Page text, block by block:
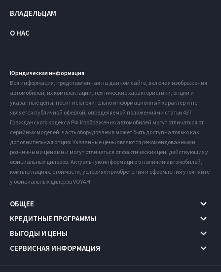
ВЛАДЕЛЬЦАМ
О НАС
Юридическая информация
Вся информация, представленная на данном сайте, включая изображения
автомобилей, их комплектации, технические характеристики, опции и
указанные цены, носит исключительно информационный характер и не
является публичной офертой, определяемой положениями статьи 437
Гражданского кодекса РФ. Изображения автомобилей могут отличаться от
серийных моделей, часть оборудования может быть доступна только как
дополнительная опция. Указанные цены являются рекомендованными
розничными ценами и могут отличаться от фактических цен, действующих у
официальных дилеров. Актуальную информацию о наличии автомобилей,
комплектациях, стоимости, условиях приобретения и оформления уточняйте
у официальных дилеров VOYAH.
ОБЩЕЕ
КРЕДИТНЫЕ ПРОГРАММЫ
ВЫГОДЫ И ЦЕНЫ
СЕРВИСНАЯ ИНФОРМАЦИЯ